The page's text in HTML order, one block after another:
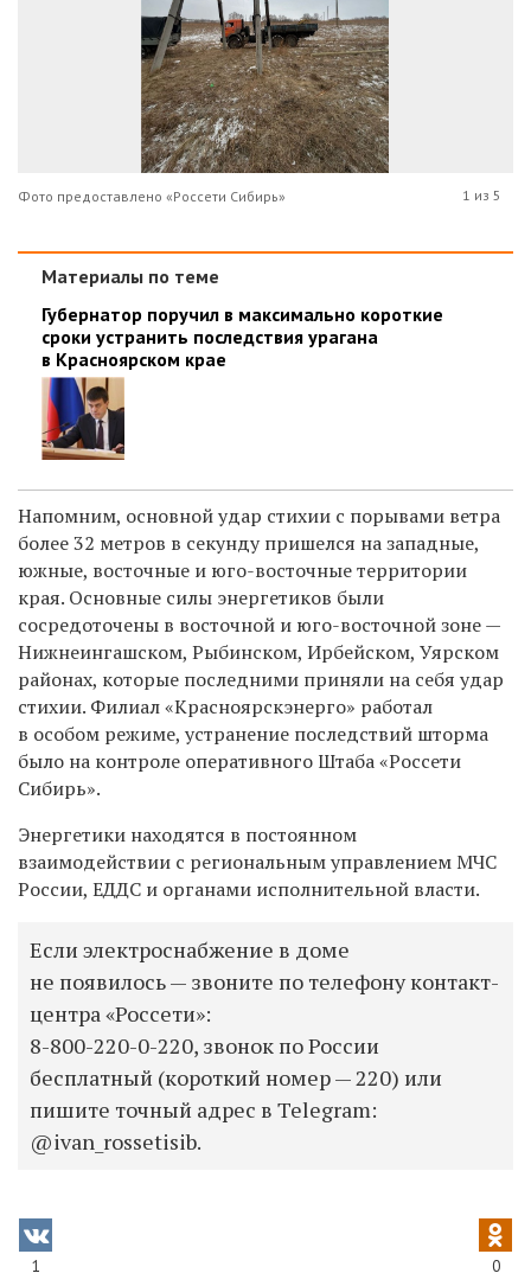
Фото предоставлено «Россети Сибирь» 1 из 5
Материалы по теме
Губернатор поручил в максимально короткие
сроки устранить последствия урагана
в Красноярском крае
Напомним, основной удар стихии с порывами ветра
более 32 метров в секунду пришелся на западные,
южные, восточные и юго-восточные территории
края. Основные силы энергетиков были
сосредоточены в восточной и юго-восточной зоне —
Нижнеингашском, Рыбинском, Ирбейском, Уярском
районах, которые последними приняли на себя удар
стихии. Филиал «Красноярскэнерго» работал
в особом режиме, устранение последствий шторма
было на контроле оперативного Штаба «Россети
Сибирь».
Энергетики находятся в постоянном
взаимодействии с региональным управлением МЧС
России, ЕДДС и органами исполнительной власти.
Если электроснабжение в доме
не появилось — звоните по телефону контакт-
центра «Россети»:
8-800-220-0-220, звонок по России
бесплатный (короткий номер — 220) или
пишите точный адрес в Telegram:
@ivan_rossetisib.
1 0